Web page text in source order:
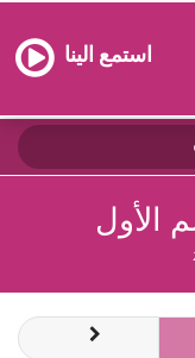
استمع الينا
الأول